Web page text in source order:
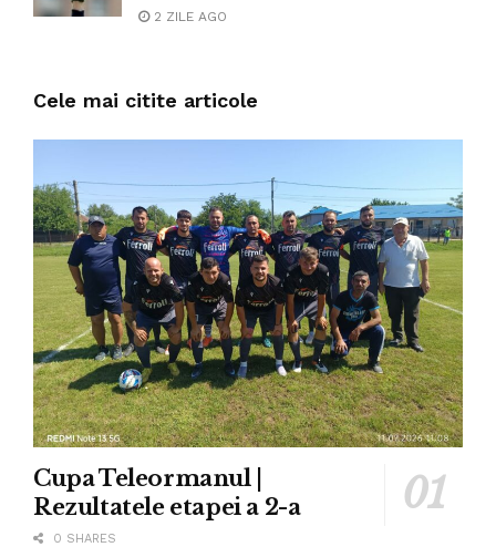
2 ZILE AGO
Cele mai citite articole
Cupa Teleormanul |
Rezultatele etapei a 2-a
0 SHARES